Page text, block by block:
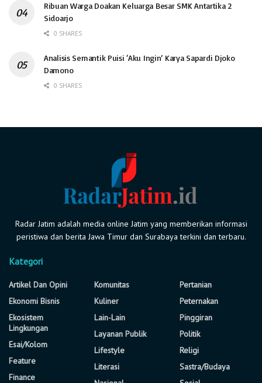
Ribuan Warga Doakan Keluarga Besar SMK Antartika 2
Sidoarjo
0 SHARES
Analisis Semantik Puisi ‘Aku Ingin’ Karya Sapardi Djoko
Damono
0 SHARES
Radar Jatim adalah media online Jatim yang memberikan informasi
peristiwa dan berita Jawa Timur dan Surabaya terkini dan terbaru.
Kategori
Artikel Dan Opini
Ekonomi Bisnis
Ekosistem
Lingkungan
Esai/Kolom
Feature
Finance
Komunitas
Kuliner
Lain-Lain
Layanan Publik
Lifestyle
Literasi
Pertanian
Peternakan
Pinggiran
Politik
Religi
Sastra/Budaya